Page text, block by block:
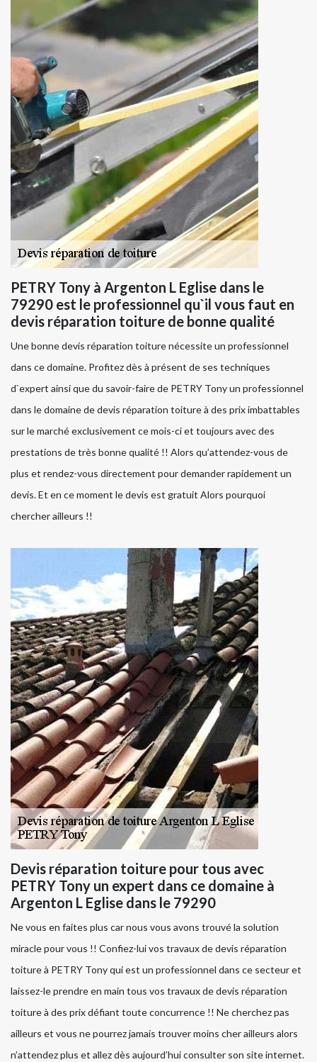
PETRY Tony à Argenton L Eglise dans le
79290 est le professionnel qu`il vous faut en
devis réparation toiture de bonne qualité
Une bonne devis réparation toiture nécessite un professionnel
dans ce domaine. Profitez dès à présent de ses techniques
d`expert ainsi que du savoir-faire de PETRY Tony un professionnel
dans le domaine de devis réparation toiture à des prix imbattables
sur le marché exclusivement ce mois-ci et toujours avec des
prestations de très bonne qualité !! Alors qu’attendez-vous de
plus et rendez-vous directement pour demander rapidement un
devis. Et en ce moment le devis est gratuit Alors pourquoi
chercher ailleurs !!
Devis réparation toiture pour tous avec
PETRY Tony un expert dans ce domaine à
Argenton L Eglise dans le 79290
Ne vous en faites plus car nous vous avons trouvé la solution
miracle pour vous !! Confiez-lui vos travaux de devis réparation
toiture à PETRY Tony qui est un professionnel dans ce secteur et
laissez-le prendre en main tous vos travaux de devis réparation
toiture à des prix défiant toute concurrence !! Ne cherchez pas
ailleurs et vous ne pourrez jamais trouver moins cher ailleurs alors
n’attendez plus et allez dès aujourd’hui consulter son site internet.